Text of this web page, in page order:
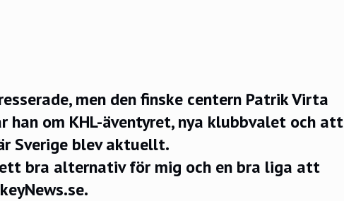
men den finske centern Patrik Virta
han om KHL-äventyret, nya klubbvalet och att
Sverige blev aktuellt.
bra alternativ för mig och en bra liga att
.